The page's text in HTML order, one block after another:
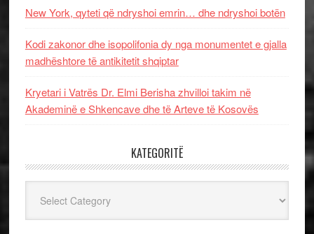
New York, qyteti që ndryshoi emrin… dhe ndryshoi botën
Kodi zakonor dhe isopolifonia dy nga monumentet e gjalla
madhështore të antikitetit shqiptar
Kryetari i Vatrës Dr. Elmi Berisha zhvilloi takim në
Akademinë e Shkencave dhe të Arteve të Kosovës
KATEGORITË